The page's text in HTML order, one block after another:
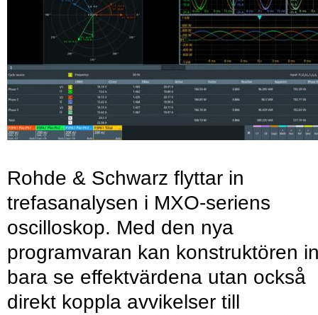
Rohde & Schwarz flyttar in
trefasanalysen i MXO-seriens
oscilloskop. Med den nya
programvaran kan konstruktören
bara se effektvärdena utan också
direkt koppla avvikelser till